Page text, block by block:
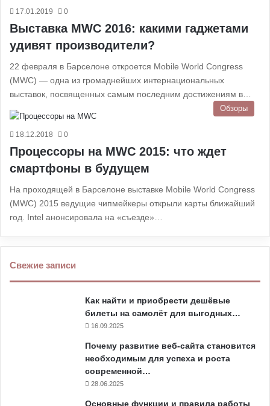
17.01.2019 0
Выставка MWC 2016: какими гаджетами
удивят производители?
22 февраля в Барселоне откроется Mobile World Congress
(MWC) — одна из громаднейших интернациональных
выставок, посвященных самым последним достижениям в…
Обзоры
18.12.2018 0
Процессоры на MWC 2015: что ждет
смартфоны в будущем
На проходящей в Барселоне выставке Mobile World Congress
(MWC) 2015 ведущие чипмейкеры открыли карты ближайший
год. Intel анонсировала на «съезде»…
Свежие записи
Как найти и приобрести дешёвые
билеты на самолёт для выгодных…
16.09.2025
Почему развитие веб-сайта становится
необходимым для успеха и роста
современной…
28.06.2025
Основные функции и правила работы